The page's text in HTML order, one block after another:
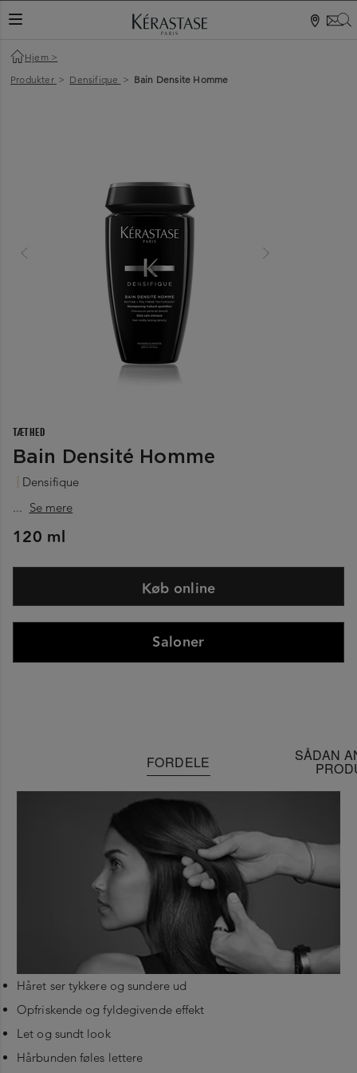
NAVIGATIONSKNAP
Hjem >
Produkter > Densifique > Bain Densite Homme
TÆTHED
Bain Densité Homme
Densifique
... Se mere
120 ml
Køb online
Saloner
FORDELE SÅDAN
Håret ser tykkere og sundere ud
Opfriskende og fyldegivende effekt
Let og sundt look
Hårbunden føles lettere